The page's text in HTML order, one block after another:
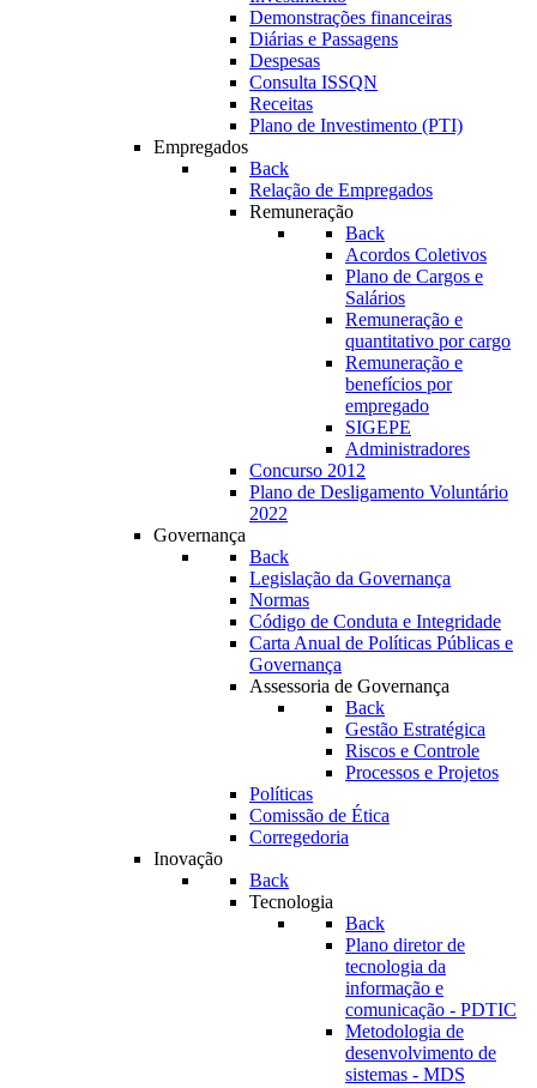
Demonstrações financeiras
Diárias e Passagens
Despesas
Consulta ISSQN
Receitas
Plano de Investimento (PTI)
Empregados
Back
Relação de Empregados
Remuneração
Back
Acordos Coletivos
Plano de Cargos e
Salários
Remuneração e
quantitativo por cargo
Remuneração e
benefícios por
empregado
SIGEPE
Administradores
Concurso 2012
Plano de Desligamento Voluntário
2022
Governança
Back
Legislação da Governança
Normas
Código de Conduta e Integridade
Carta Anual de Políticas Públicas e
Governança
Assessoria de Governança
Back
Gestão Estratégica
Riscos e Controle
Processos e Projetos
Políticas
Comissão de Ética
Corregedoria
Inovação
Back
Tecnologia
Back
Plano diretor de
tecnologia da
informação e
comunicação - PDTIC
Metodologia de
desenvolvimento de
sistemas - MDS